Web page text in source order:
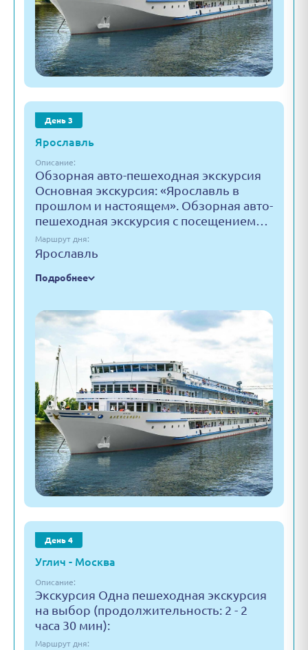
День 3
Ярославль
Описание:
Обзорная авто-пешеходная экскурсия
Основная экскурсия: «Ярославль в
прошлом и настоящем». Обзорная авто-
пешеходная экскурсия с посещением…
Маршрут дня:
Ярославль
Подробнее
День 4
Углич - Москва
Описание:
Экскурсия Одна пешеходная экскурсия
на выбор (продолжительность: 2 - 2
часа 30 мин):
Маршрут дня: